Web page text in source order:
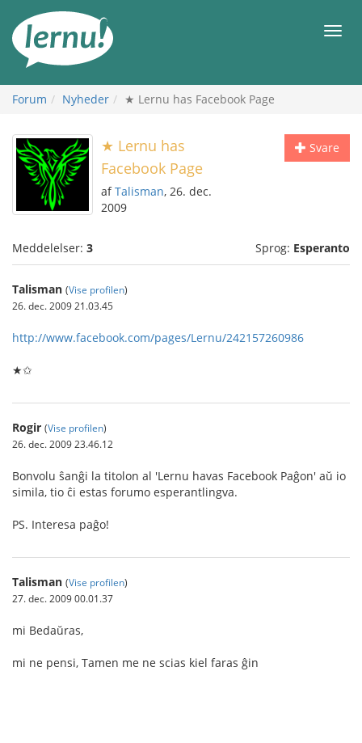
indholdet
Forum Nyheder ★ Lernu has Facebook Page
Svare
★ Lernu has
Facebook Page
afTalisman, 26. dec.
2009
Meddelelser: 3 Sprog: Esperanto
Talisman (Vise profilen)
26. dec. 2009 21.03.45
http://www.facebook.com/pages/Lernu/242157260986
★✩
Rogir (Vise profilen)
26. dec. 2009 23.46.12
Bonvolu ŝanĝi la titolon al 'Lernu havas Facebook Paĝon' aŭ io
simila, tio ĉi estas forumo esperantlingva.
PS. Interesa paĝo!
Talisman (Vise profilen)
27. dec. 2009 00.01.37
mi Bedaŭras,
mi ne pensi, Tamen me ne scias kiel faras ĝin